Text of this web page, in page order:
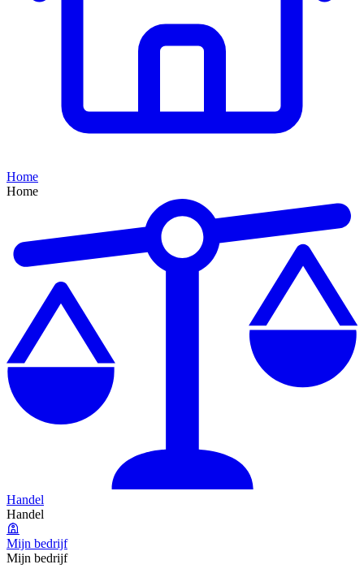
Home
Home
Handel
Handel
Mijn bedrijf
Mijn bedrijf